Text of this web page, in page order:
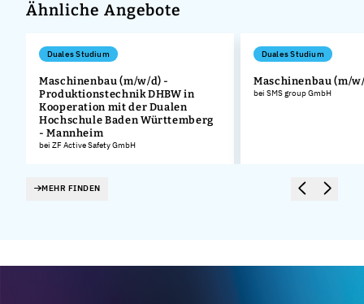
Ähnliche Angebote
Duales Studium
Maschinenbau (m/w/d) -
Produktionstechnik DHBW in
Kooperation mit der Dualen
Hochschule Baden Württemberg
- Mannheim
bei ZF Active Safety GmbH
Duales Studium
Maschinenbau (m/
bei SMS group GmbH
MEHR FINDEN